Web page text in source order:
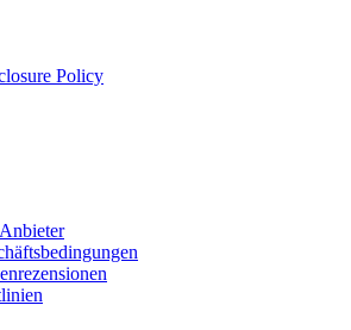
Policy